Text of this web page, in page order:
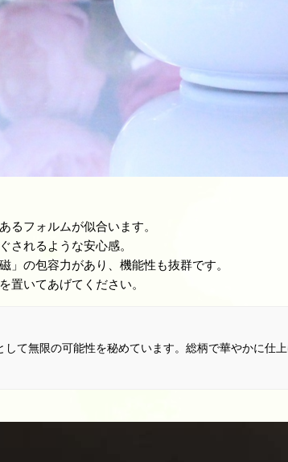
るフォルムが似合います。
されるような安心感。
」の包容力があり、機能性も抜群です。
置いてあげてください。
て無限の可能性を秘めています。総柄で華やかに